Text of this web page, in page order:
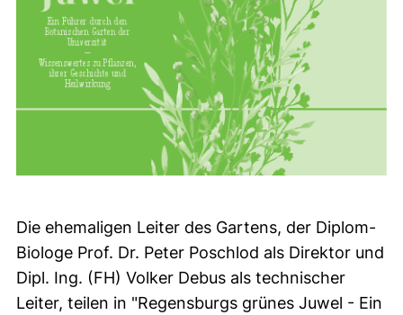
Die ehemaligen Leiter des Gartens, der Diplom-
Biologe Prof. Dr. Peter Poschlod als Direktor und
Dipl. Ing. (FH) Volker Debus als technischer
Leiter, teilen in "Regensburgs grünes Juwel - Ein